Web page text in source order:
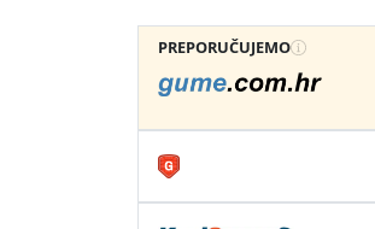
PREPORUČUJEMO